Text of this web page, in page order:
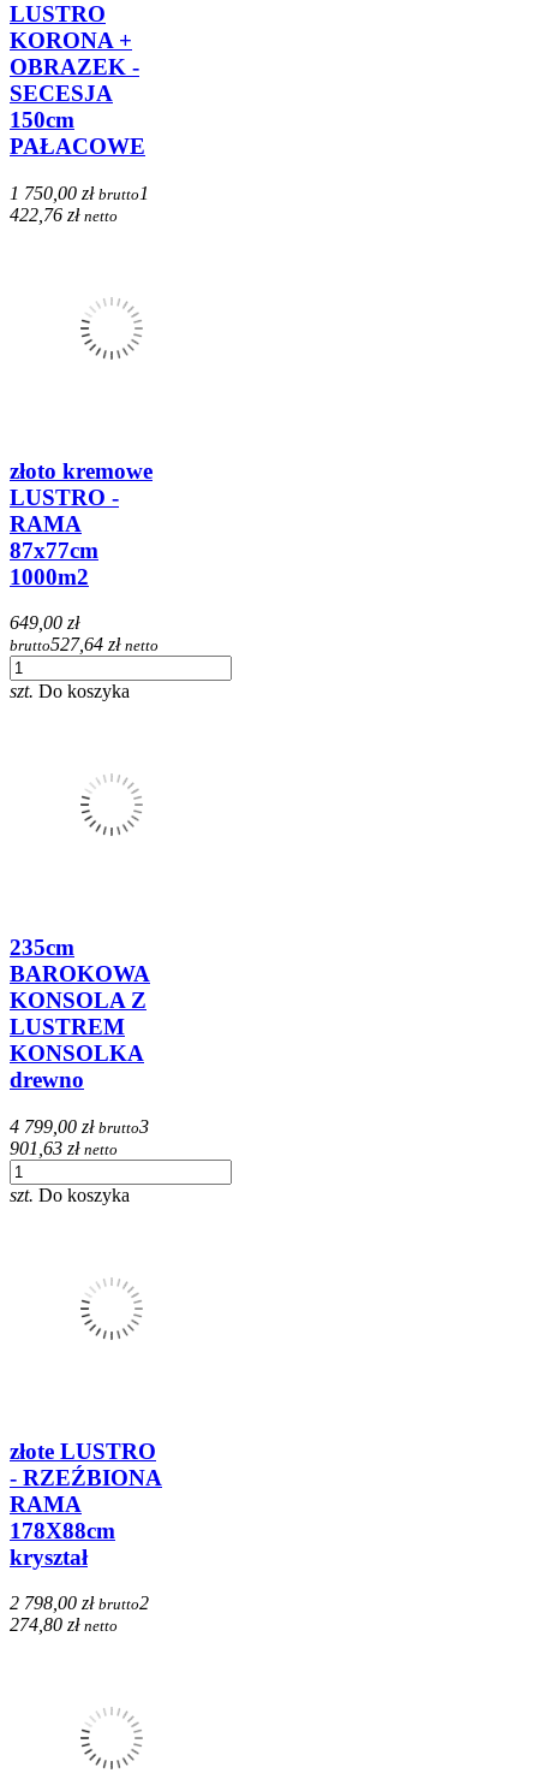
LUSTRO
KORONA +
OBRAZEK -
SECESJA
150cm
PAŁACOWE
1 750,00 zł brutto 1
422,76 zł netto
złoto kremowe
LUSTRO -
RAMA
87x77cm
1000m2
649,00 zł
brutto527,64 zł netto
szt. Do koszyka
235cm
BAROKOWA
KONSOLA Z
LUSTREM
KONSOLKA
drewno
4 799,00 zł brutto3
901,63 zł netto
szt. Do koszyka
złote LUSTRO
- RZEŹBIONA
RAMA
178X88cm
kryształ
2 798,00 zł brutto2
274,80 zł netto